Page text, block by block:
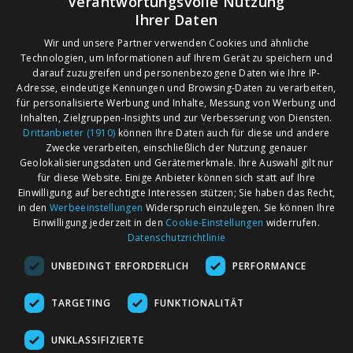
AGB
Impressum
Kontakt
Märkte nach Bundesländern
Märkte nach PLZ
Märkte nach Umkreis
Flohmarkt
Ihrer Daten
Wir und unsere Partner verwenden Cookies und ähnliche
Technologien, um Informationen auf Ihrem Gerät zu speichern und
darauf zuzugreifen und personenbezogene Daten wie Ihre IP-
Adresse, eindeutige Kennungen und Browsing-Daten zu verarbeiten,
für personalisierte Werbung und Inhalte, Messung von Werbung und
Inhalten, Zielgruppen-Insights und zur Verbesserung von Diensten.
Drittanbieter (1910) können Ihre Daten auch für diese und andere
Zwecke verarbeiten, einschließlich der Nutzung genauer
Geolokalisierungsdaten und Gerätemerkmale. Ihre Auswahl gilt nur
für diese Website. Einige Anbieter können sich statt auf Ihre
Einwilligung auf berechtigte Interessen stützen; Sie haben das Recht,
in den Werbeeinstellungen Widerspruch einzulegen. Sie können Ihre
Einwilligung jederzeit in den Cookie-Einstellungen widerrufen.
Datenschutzrichtlinie
UNBEDINGT ERFORDERLICH PERFORMANCE
TARGETING FUNKTIONALITÄT
UNKLASSIFIZIERTE